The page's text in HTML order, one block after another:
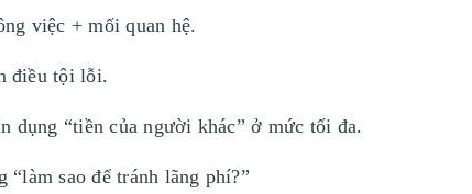
việc + mối quan hệ.
điều tội lỗi.
dụng “tiền của người khác” ở mức tối đa.
sao để tránh lãng phí?”